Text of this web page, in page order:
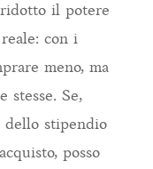
ridotto il potere
con i
meno, ma
stesse. Se,
dello stipendio
posso